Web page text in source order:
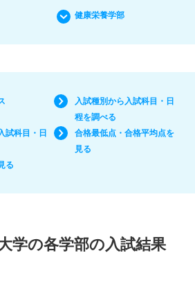
健康栄養学部
入試種別から入試科目・日
程を調べる
試科目・日
合格最低点・合格平均点を
見る
る
学の各学部の入試結果